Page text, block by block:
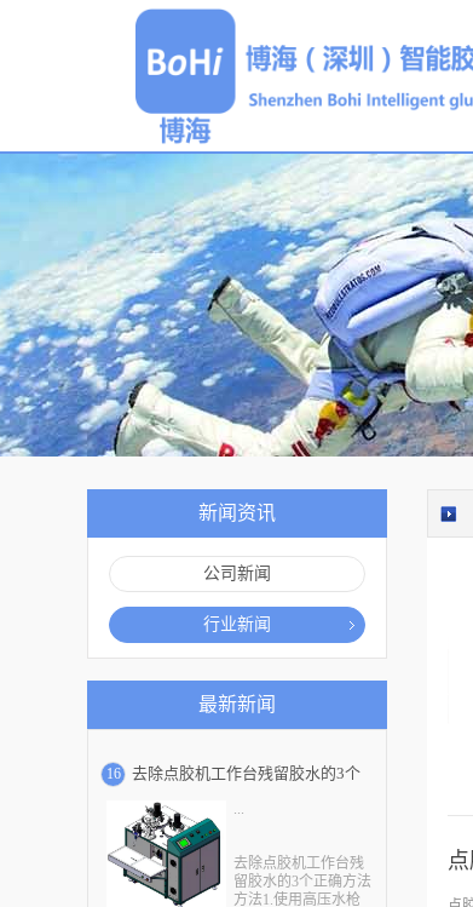
新闻资讯
公司新闻
行业新闻
最新新闻
16 去除点胶机工作台残留胶水的3个
正确方法 ...
去除点胶机工作台残
留胶水的3个正确方法
方法1.使用高压水枪